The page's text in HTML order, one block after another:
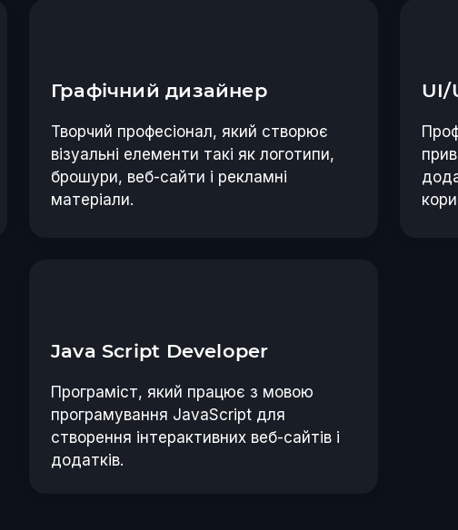
Графічний дизайнер
Творчий професіонал, який створює
візуальні елементи такі як логотипи,
брошури, веб-сайти і рекламні
матеріали.
UI/
Java Script Developer
Програміст, який працює з мовою
програмування JavaScript для
створення інтерактивних веб-сайтів і
додатків.